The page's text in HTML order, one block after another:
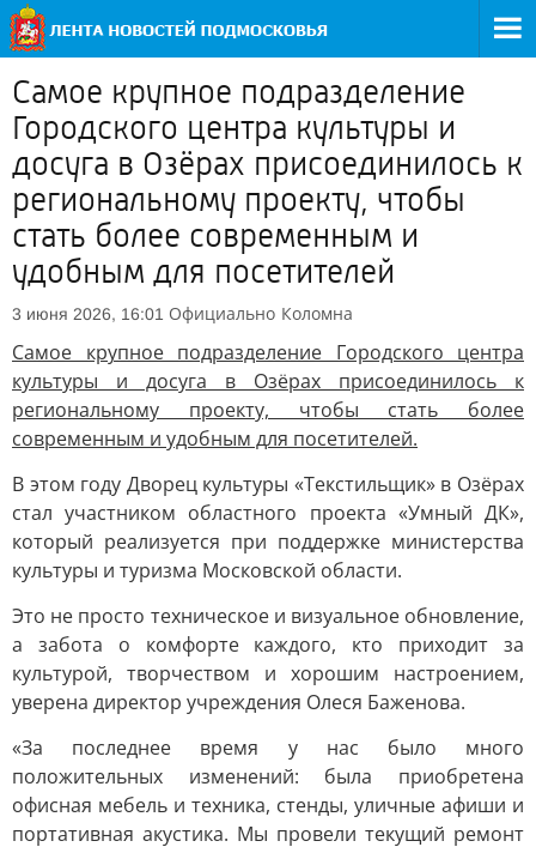
Самое крупное подразделение
Городского центра культуры и
досуга в Озёрах присоединилось к
региональному проекту, чтобы
стать более современным и
удобным для посетителей
3 июня 2026, 16:01 Официально Коломна
Самое крупное подразделение Городского центра
культуры и досуга в Озёрах присоединилось к
региональному проекту, чтобы стать более
современным и удобным для посетителей.
В этом году Дворец культуры «Текстильщик» в Озёрах
стал участником областного проекта «Умный ДК»,
который реализуется при поддержке министерства
культуры и туризма Московской области.
Это не просто техническое и визуальное обновление,
а забота о комфорте каждого, кто приходит за
культурой, творчеством и хорошим настроением,
уверена директор учреждения Олеся Баженова.
«За последнее время у нас было много
положительных изменений: была приобретена
офисная мебель и техника, стенды, уличные афиши и
портативная акустика. Мы провели текущий ремонт